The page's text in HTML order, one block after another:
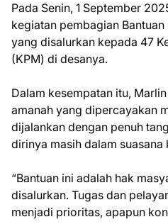
Pada Senin, 1 September
kegiatan pembagian Bantuan
yang disalurkan kepada 47
(KPM) di desanya.
Dalam kesempatan itu,
amanah yang dipercayakan
dijalankan dengan penuh
dirinya masih dalam suasana
“Bantuan ini adalah hak
disalurkan. Tugas dan
menjadi prioritas, apapun